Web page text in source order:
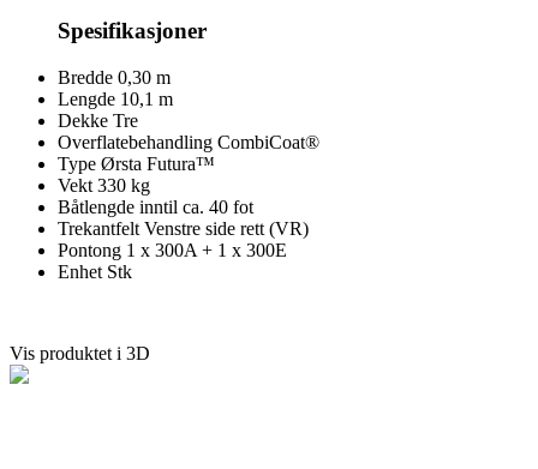
Spesifikasjoner
Bredde 0,30 m
Lengde 10,1 m
Dekke Tre
Overflatebehandling CombiCoat®
Type Ørsta Futura™
Vekt 330 kg
Båtlengde inntil ca. 40 fot
Trekantfelt Venstre side rett (VR)
Pontong 1 x 300A + 1 x 300E
Enhet Stk
Vis produktet i 3D